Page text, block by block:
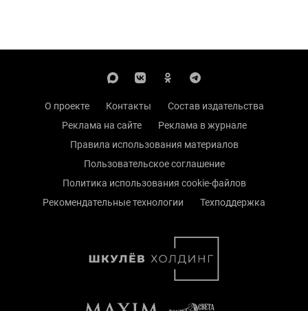
О проекте Контакты
Состав издательства
Реклама на сайте
Реклама в журнале
Правила использования материалов
Пользовательское соглашение
Политика использования cookie-файлов
Рекомендательные технологии
Техподдержка